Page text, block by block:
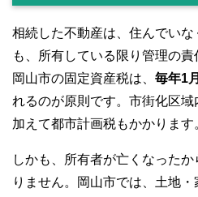
相続した不動産は、住んでい
も、所有している限り管理の責
岡山市の固定資産税は、 毎年1
れるのが原則です。市街化区
加えて都市計画税もかかります
しかも、所有者が亡くなった
りません。岡山市では、土地・